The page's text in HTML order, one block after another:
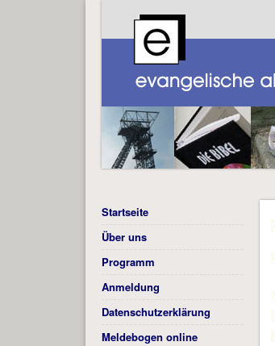
Startseite
Über uns
Programm
Anmeldung
Datenschutzerklärung
Meldebogen online